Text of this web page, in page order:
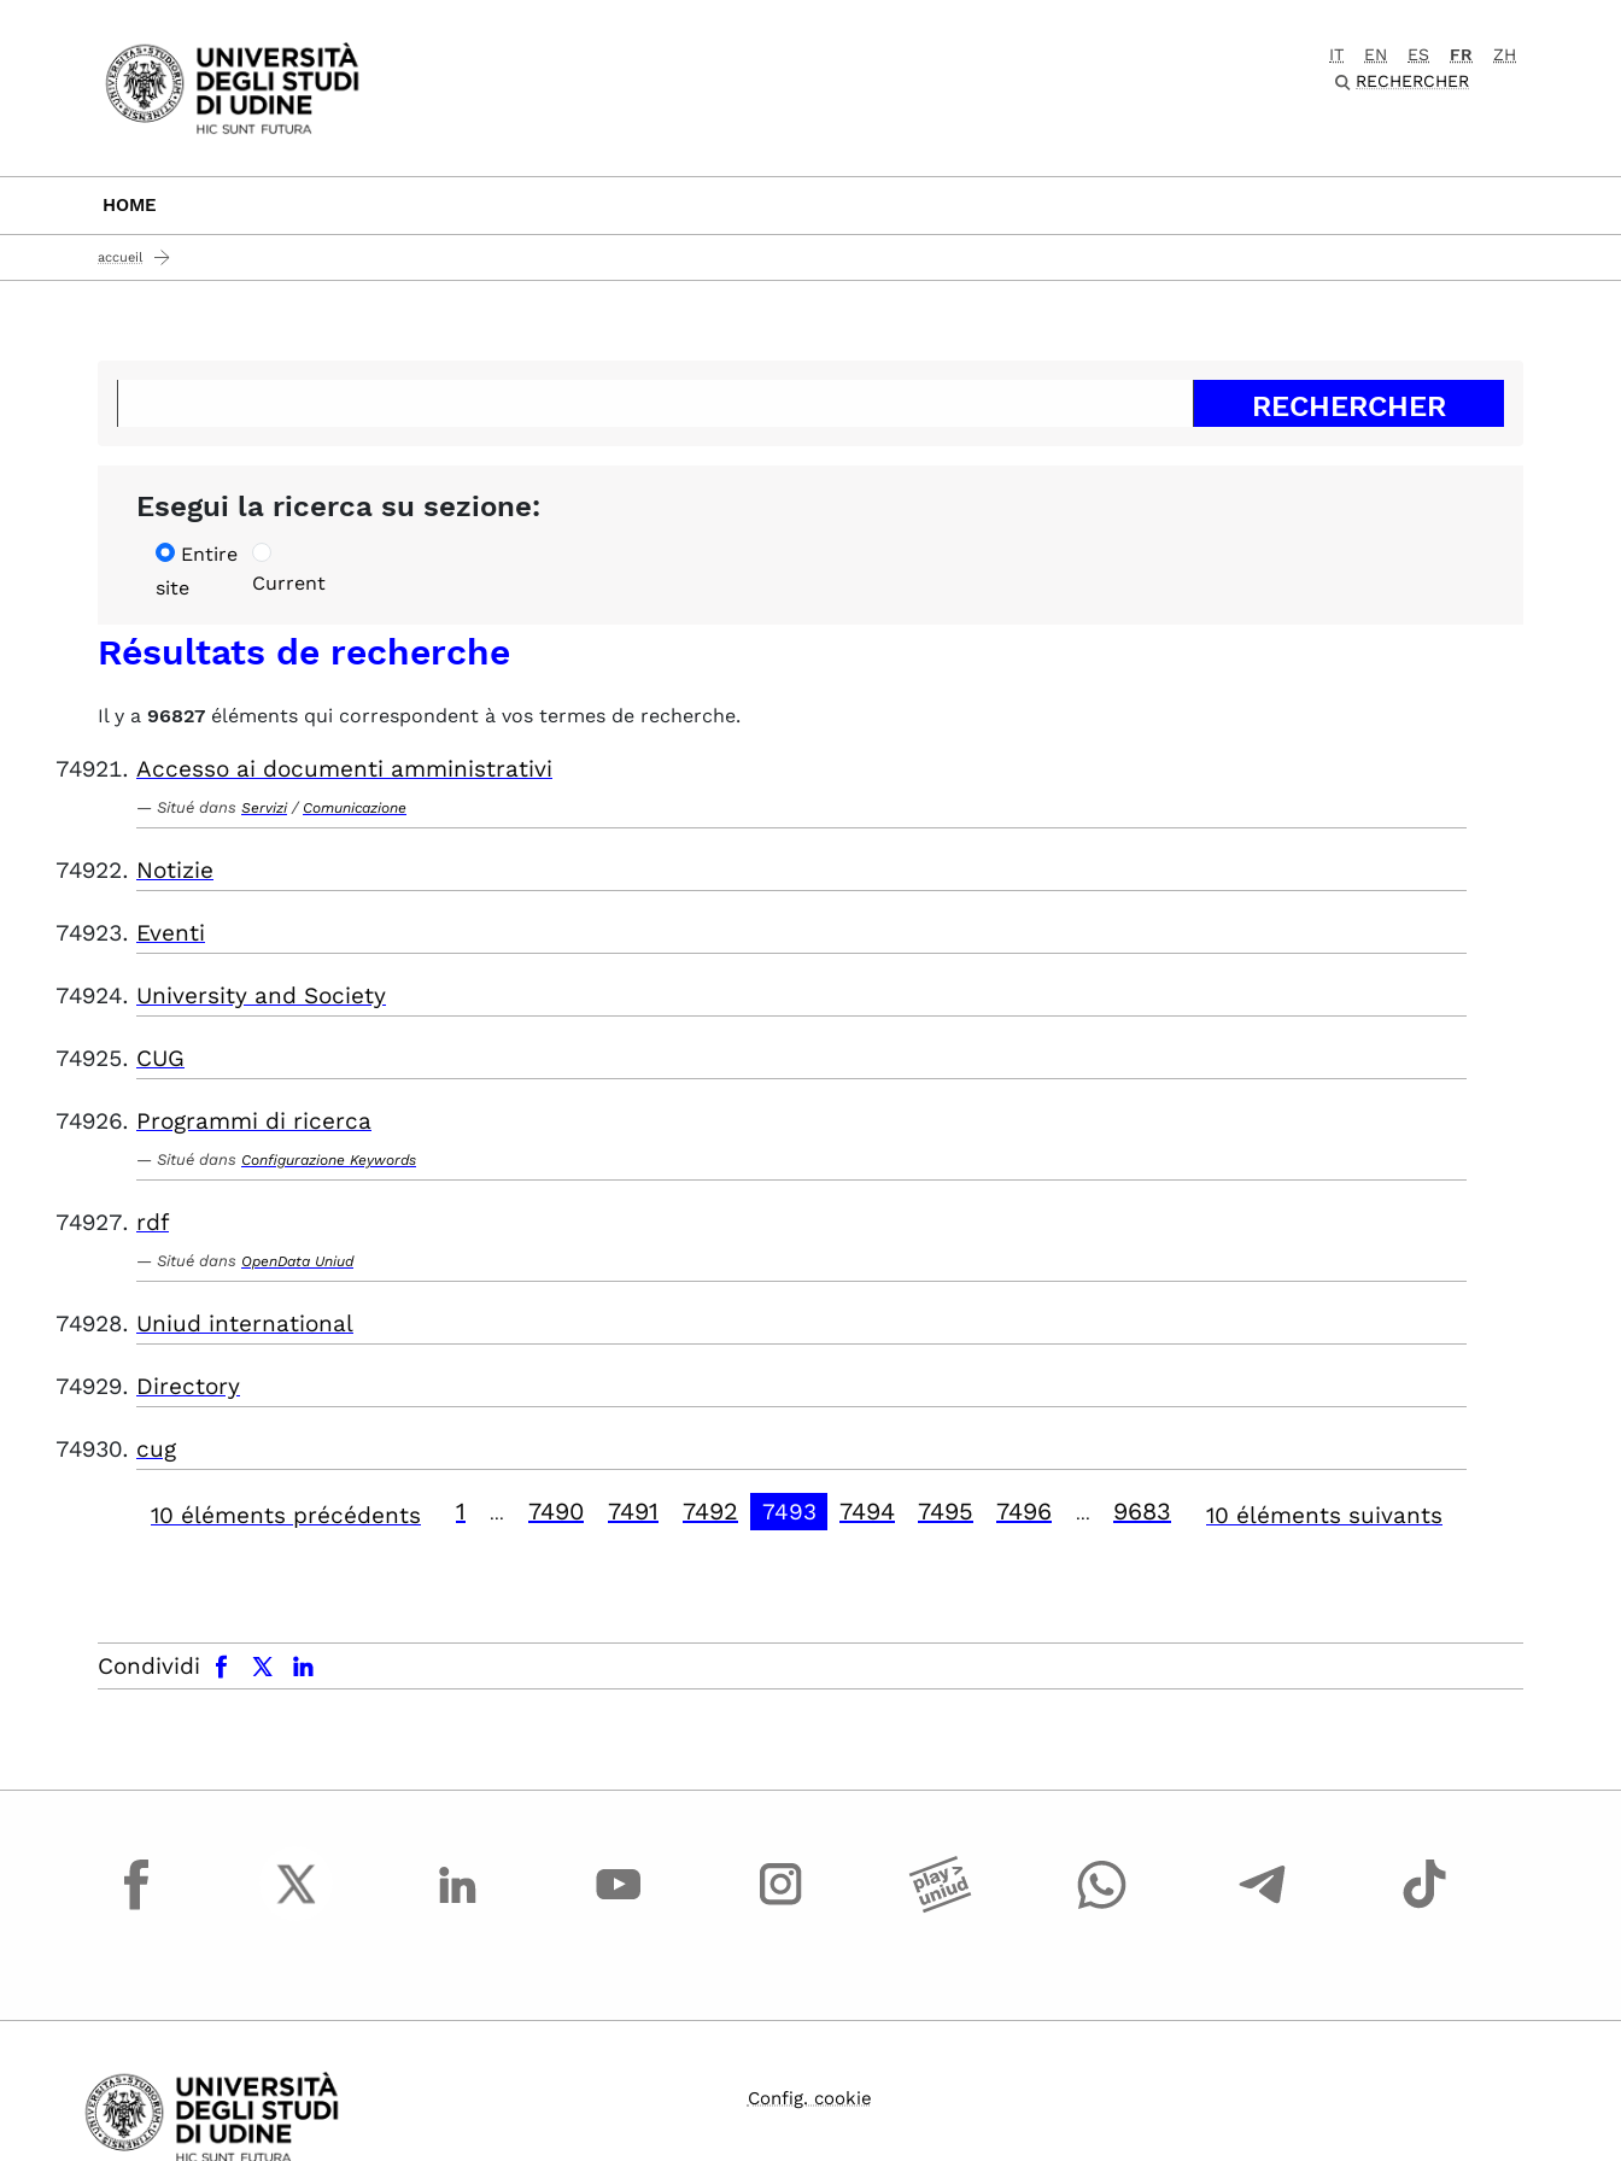
Passa al contenuto principale
IT EN ES FR
ZH
RECHERCHER
HOME
accueil
Esegui la ricerca su sezione:
Entire
site
Current
Résultats de recherche
Il y a 96827 éléments qui correspondent à vos termes de recherche.
Accesso ai documenti amministrativi
Situé dans Servizi / Comunicazione
Notizie
Eventi
University and Society
CUG
Programmi di ricerca
Situé dans Configurazione Keywords
rdf
Situé dans OpenData Uniud
Uniud international
Directory
cug
10 éléments précédents 1 7490 7491 7492 7493 7494 7495 7496 9683 10 éléments suivants
Condividi
facebook x.com linkedin
facebook
Config. cookie